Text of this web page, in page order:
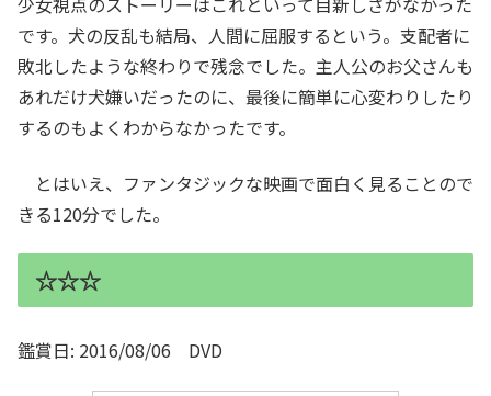
です。犬の反乱も結局、人間に屈服するという。支配者に
敗北したような終わりで残念でした。主人公のお父さんも
あれだけ犬嫌いだったのに、最後に簡単に心変わりしたり
するのもよくわからなかったです。
とはいえ、ファンタジックな映画で面白く見ることので
きる120分でした。
☆☆☆
鑑賞日: 2016/08/06 DVD